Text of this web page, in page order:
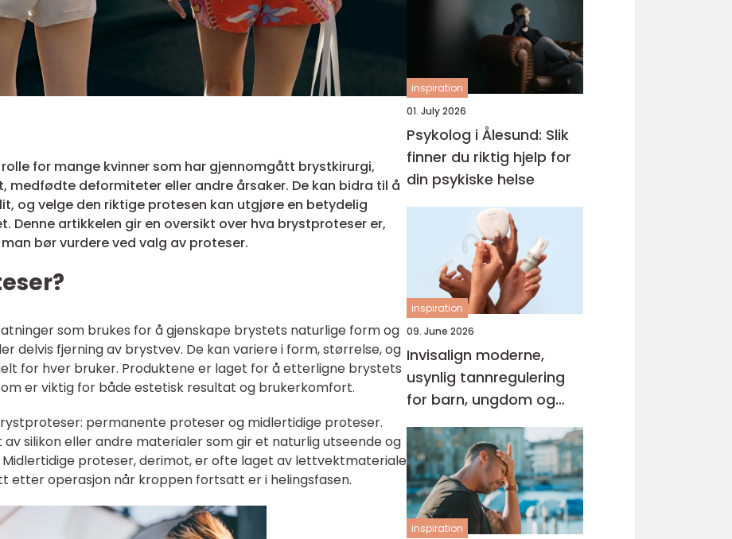
for mange kvinner som har gjennomgått brystkirurgi,
medfødte deformiteter eller andre årsaker. De kan bidra til å
og velge den riktige protesen kan utgjøre en betydelig
Denne artikkelen gir en oversikt over hva brystproteser er,
bør vurdere ved valg av proteser.
som brukes for å gjenskape brystets naturlige form og
delvis fjerning av brystvev. De kan variere i form, størrelse, og
for hver bruker. Produktene er laget for å etterligne brystets
er viktig for både estetisk resultat og brukerkomfort.
permanente proteser og midlertidige proteser.
silikon eller andre materialer som gir et naturlig utseende og
proteser, derimot, er ofte laget av lettvektmateriale
etter operasjon når kroppen fortsatt er i helingsfasen.
inspiration
01. July 2026
Psykolog i Ålesund: Slik
finner du riktig hjelp for
din psykiske helse
inspiration
09. June 2026
Invisalign moderne,
usynlig tannregulering
for barn, ungdom og
voksne
inspiration